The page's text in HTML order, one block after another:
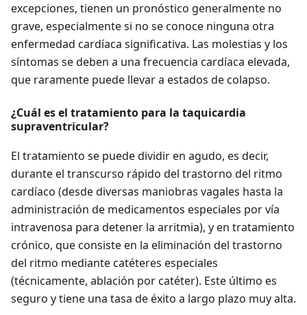
excepciones, tienen un pronóstico generalmente no
grave, especialmente si no se conoce ninguna otra
enfermedad cardíaca significativa. Las molestias y los
síntomas se deben a una frecuencia cardíaca elevada,
que raramente puede llevar a estados de colapso.
¿Cuál es el tratamiento para la taquicardia
supraventricular?
El tratamiento se puede dividir en agudo, es decir,
durante el transcurso rápido del trastorno del ritmo
cardíaco (desde diversas maniobras vagales hasta la
administración de medicamentos especiales por vía
intravenosa para detener la arritmia), y en tratamiento
crónico, que consiste en la eliminación del trastorno
del ritmo mediante catéteres especiales
(técnicamente, ablación por catéter). Este último es
seguro y tiene una tasa de éxito a largo plazo muy alta.